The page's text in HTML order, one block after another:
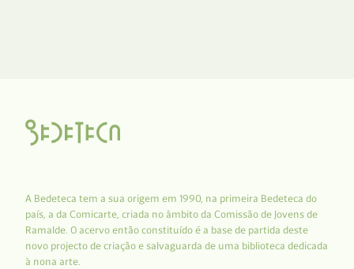
A Bedeteca tem a sua origem em 1990, na primeira Bedeteca do
país, a da Comicarte, criada no âmbito da Comissão de Jovens de
Ramalde. O acervo então constituído é a base de partida deste
novo projecto de criação e salvaguarda de uma biblioteca dedicada
à nona arte.